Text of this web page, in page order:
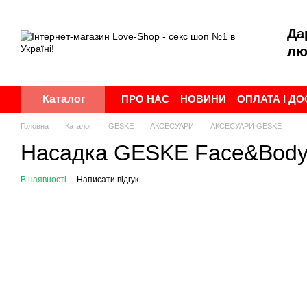
Каталог ПРО НАС НОВИНИ
ОПЛАТА І
ПУБЛІЧНА ОФЕРТА
УГОДА
Головна Каталог GESKE АКСЕСУАРИ АКСЕСУАРИ GESKE
Насадка GESKE
В наявності Написати відгук